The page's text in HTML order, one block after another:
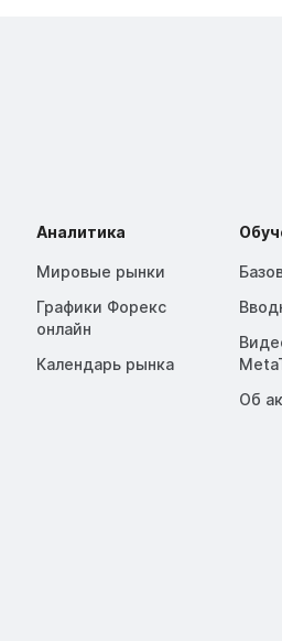
Аналитика
Мировые рынки
Графики Форекс
онлайн
Календарь рынка
Об